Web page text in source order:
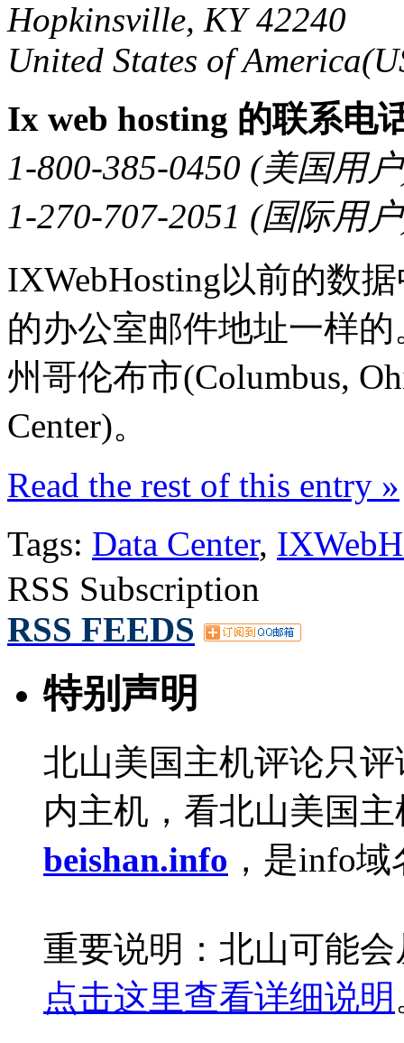
Hopkinsville, KY 42240
United States of
Ix web hosting 的联系电
1-800-385-0450 (美国用
1-270-707-2051 (国际用
IXWebHosting以前的数
的办公室邮件地址一样
州哥伦布市(Columbus,
Center)。
Read the rest of this entry »
Tags: Data Center,
RSS Subscription
RSS FEEDS
特别声明
北山美国主机评论只
内主机，看北山美国
beishan.info ，是info
重要说明：北山可能
点击这里查看详细说明